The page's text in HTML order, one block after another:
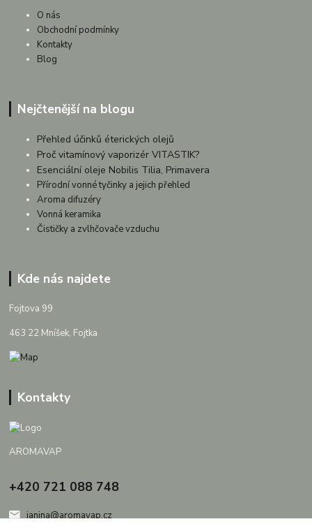
O nás
Obchodní podmínky
Kontakty
Blog
Nejčtenější na blogu
Přehled účinků éterických olejů
Proč vitamínový vaporizér VITASTIK?
Esenciální oleje Nobilis Tilia, Primavera
Přírodní vonné tyčinky a jejich přehled
Aroma difuzéry
Vonná keramika
Čističky a zvlhčovače vzduchu
Kde nás najdete
Fojtova 99
463 22 Mníšek, Fojtka
Kontakty
AROMAVAP
+420 721 088 748
janina@aromavap.cz